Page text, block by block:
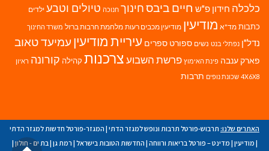
כלכלה חידון פ"ש חיים ביבסחינוך חנוכה טיולים וטבע ילדים
כתבות מד"א מודיעין מודיעין מכבים רעות מלחמת חרבות ברזל משרד החינוך
נדל"ן נפתלי בנט נשים ספורט ספרים עיריית מודיעין עמיעד טאוב
פארק ענבה פינת האימוץ פרשת השבועצרכנות קהילה קורונה ראיון
4X6X8 שכונת נופים תרבות
האתרים שלנו: תרבוש-פורטל תרבות ונופש למגזר הדתי | המגזר-פורטל חדשות למגזר הדתי
| מודיעין | מדינט – פורטל בריאות ורווחה | החדשות הטובות בישראל | רמת גן |בת ים - חולון|